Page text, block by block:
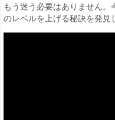
もう迷う必要はありません
のレベルを上げる秘訣を発見